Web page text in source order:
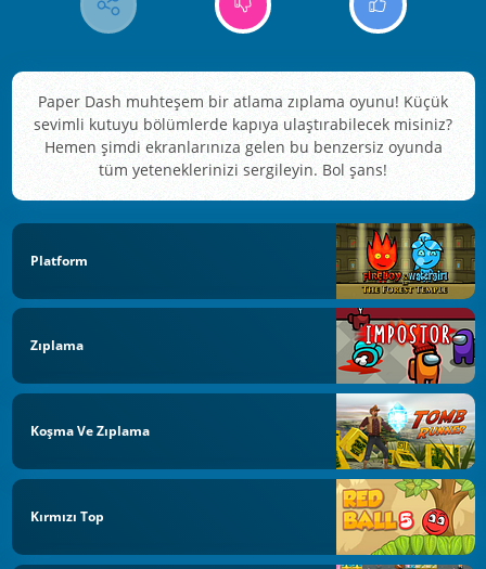
Paper Dash muhteşem bir atlama zıplama oyunu! Küçük
sevimli kutuyu bölümlerde kapıya ulaştırabilecek misiniz?
Hemen şimdi ekranlarınıza gelen bu benzersiz oyunda
tüm yeteneklerinizi sergileyin. Bol şans!
Platform
Zıplama
Koşma Ve Zıplama
Kırmızı Top